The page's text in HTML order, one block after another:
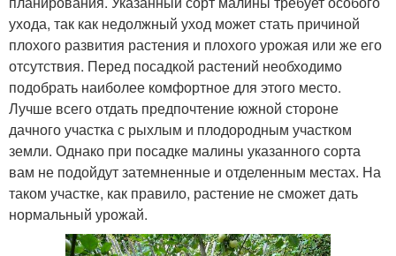
ухода, так как недолжный уход может стать причиной
плохого развития растения и плохого урожая или же его
отсутствия. Перед посадкой растений необходимо
подобрать наиболее комфортное для этого место.
Лучше всего отдать предпочтение южной стороне
дачного участка с рыхлым и плодородным участком
земли. Однако при посадке малины указанного сорта
вам не подойдут затемненные и отделенным местах. На
таком участке, как правило, растение не сможет дать
нормальный урожай.